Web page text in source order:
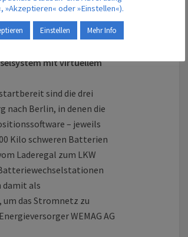
wiegt insgesamt 4.000
mit virtuellem
sind die drei
nach Berlin, in denen die
– jeweils
Kilo schweren Batterien
Laderegal zum LKW
damit als
das Stromnetz zu
WEMAG AG
»Akzeptieren« oder »Einstellen«).
Einstellen Mehr Info